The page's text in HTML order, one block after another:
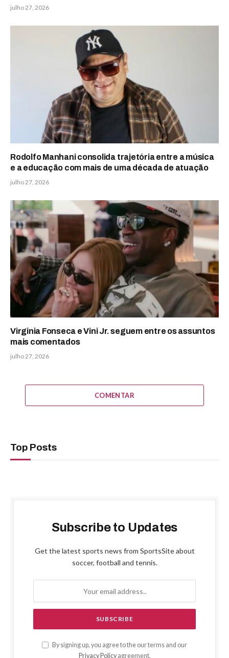
julho 27, 2026
Rodolfo Manhani consolida trajetória entre a música
e a educação com mais de uma década de atuação
julho 27, 2026
Virginia Fonseca e Vini Jr. seguem entre os assuntos
mais comentados
julho 27, 2026
COMENTAR
Top Posts
Subscribe to Updates
Get the latest sports news from SportsSite about
soccer, football and tennis.
By signing up, you agree to the our terms and our
Privacy Policyagreement.